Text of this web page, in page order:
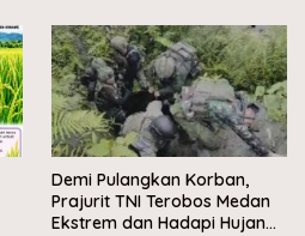
Demi Pulangkan Korban,
Prajurit TNI Terobos Medan
Ekstrem dan Hadapi Hujan